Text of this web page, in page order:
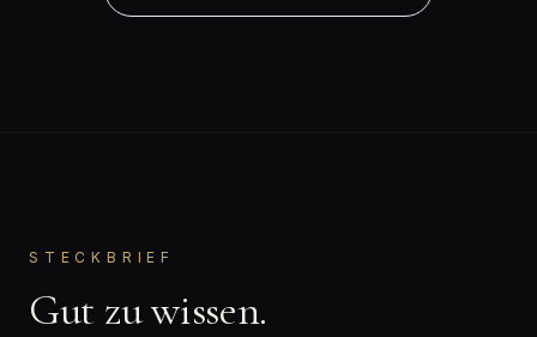
STECKBRIEF
Gut zu wissen.